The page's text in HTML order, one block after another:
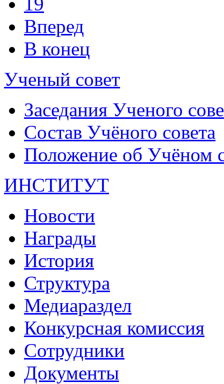
Вперед
В конец
Ученый совет
Заседания Ученого
Состав Учёного совета
Положение об Учёном
ИНСТИТУТ
Новости
Награды
История
Структура
Медиараздел
Конкурсная комиссия
Сотрудники
Документы